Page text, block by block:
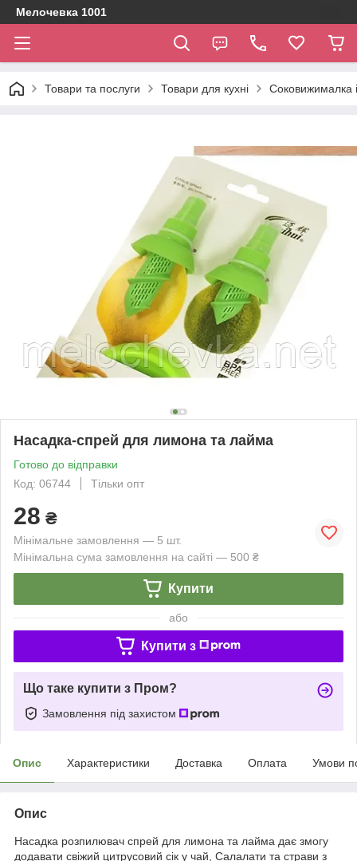
Мелочевка 1001
Товари та послуги Товари для кухні Соковижималка
Насадка-спрей для лимона та лайма
Готово до відправки
Код: 06744
Тільки опт
28 ₴
Мінімальне замовлення — 5 шт.
Мінімальна сума замовлення на сайті — 500 ₴
Купити
або
Купити з
Що таке купити з Пром?
Замовлення під захистом
Опис Характеристики Доставка Оплата Умови
Опис
Насадка розпилювач спрей для лимона та лайма дає змогу
додавати свіжий цитрусовий сік у чай, Салалати та страви з